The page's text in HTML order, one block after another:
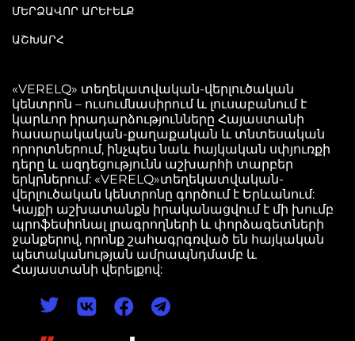
ՄԵՐՁԱՎՈՐ ԱՐԵՒԵԼՔ
ԱՇԽԱՐՀ
«VERELQ» տեղեկատվական-վերլուծական
կենտրոն – ուսումնասիրում և լուսաբանում է
կարևոր իրադարձությունները Հայաստանի
հասարակական-քաղաքական և տնտեսական
որորտներում, ինչպես նաև հայկական սփյուռքի
դերը և ազդեցությունն աշխարհի տարբեր
երկրներում: «VERELQ»տեղեկատվական-
վերլուծական կենտրոնը գործում է Երևանում:
Կայքի աշխատանքն իրականացվում է մի խումբ
պրոֆեսիոնալ լրագրողների և փորձագետների
ջանքերով, որոնք շահագրգռված են հայկական
պետականության ամրապնդմամբ և
Հայաստանի վերելքով: